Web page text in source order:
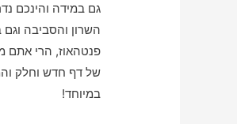
גם במידה והינכם
השרון והסביבה וגם
פנטהאוז, הרי אתם
של דף חדש וחלק
במיוחד!